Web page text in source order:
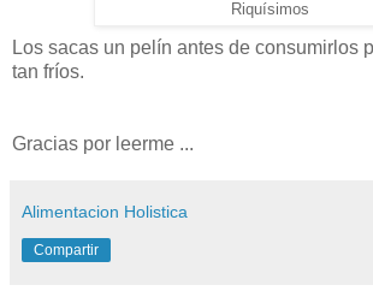
Riquísimos
Los sacas un pelín antes de consumirlos
tan fríos.
Gracias por leerme ...
Alimentacion Holistica
Compartir